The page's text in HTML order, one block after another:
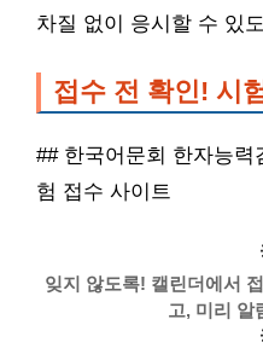
차질 없이 응시할 수 있
접수 전 확인! 시
## 한국어문회 한자능력
험 접수 사이트
잊지 않도록! 캘린더에서
고, 미리 알